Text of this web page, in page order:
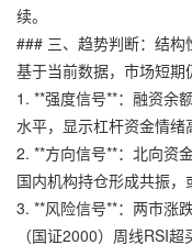
续。
### 三、趋势判断：结构
基于当前数据，市场短期
1. **强度信号**：融资余
水平，显示杠杆资金情绪
2. **方向信号**：北向资
国内机构持仓形成共振，
3. **风险信号**：两市涨
（国证2000）周线RSI超